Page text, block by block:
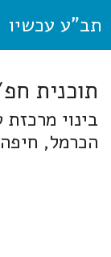
תב"ע עכשיו
תוכנית חפ/1009ד
בינוי
הכרמל, חיפה